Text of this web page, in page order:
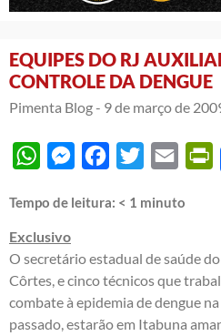
EQUIPES DO RJ
CONTROLE DA DENGUE
Pimenta Blog - 9 de março de
WhatsAppMessengerFacebook
Twitter Email
Tempo de leitura: < 1 minuto
Exclusivo
O secretário estadual de saúde
Côrtes, e cinco técnicos que
combate à epidemia de dengue
passado, estarão em Itabuna